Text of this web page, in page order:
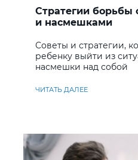
Стратегии борьбы
и насмешками
Советы и стратегии,
ребенку выйти из
насмешки над собой
ЧИТАТЬ ДАЛЕЕ